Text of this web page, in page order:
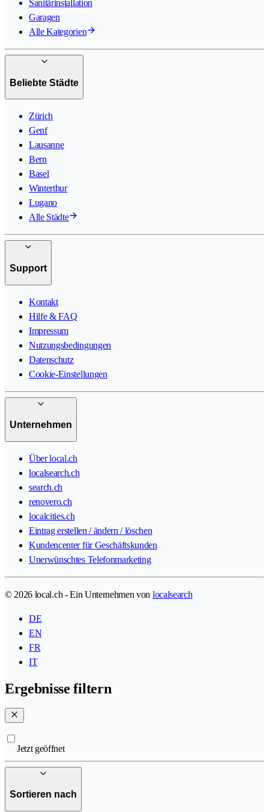
Sanitärinstallation
Garagen
Alle Kategorien
Beliebte Städte
Zürich
Genf
Lausanne
Bern
Basel
Winterthur
Lugano
Alle Städte
Support
Kontakt
Hilfe & FAQ
Impressum
Nutzungsbedingungen
Datenschutz
Cookie-Einstellungen
Unternehmen
Über local.ch
localsearch.ch
search.ch
renovero.ch
localcities.ch
Eintrag erstellen / ändern / löschen
Kundencenter für Geschäftskunden
Unerwünschtes Telefonmarketing
© 2026 local.ch - Ein Unternehmen von localsearch
DE
EN
FR
IT
Ergebnisse filtern
Jetzt geöffnet
Sortieren nach